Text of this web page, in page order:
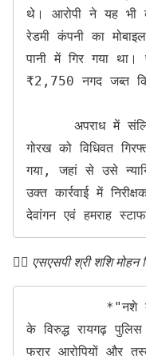
थे। आरोपी ने यह भी
रेडमी कंपनी का
पानी में गिर गया
₹2,750 नगद जब्त
गोरख को विधिवत
गया, जहां से उसे
उक्त कार्रवाई में
देवांगन एवं हमराह
👉🏻 एसएसपी श्री शशि
के विरुद्ध रायगढ़ पुलिस
फरार आरोपियों और